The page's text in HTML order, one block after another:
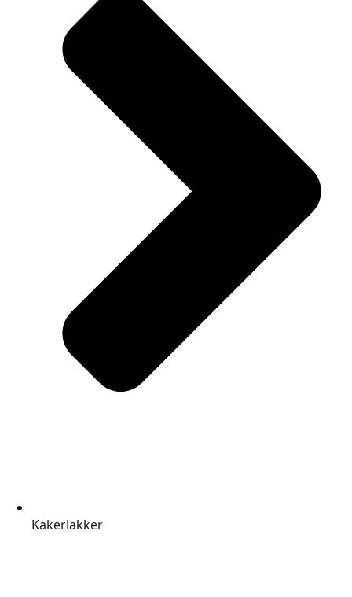
Kakerlakker